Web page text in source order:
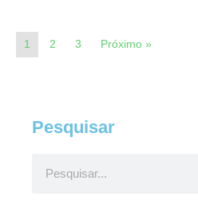
1 2 3 Próximo »
Pesquisar